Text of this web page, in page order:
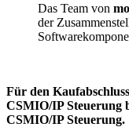
Das Team von
der
Für den
CSMIO/IP Steuerung
CSMIO/IP Steuerung.